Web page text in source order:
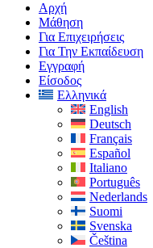
Αρχή
Μάθηση
Για Επιχειρήσεις
Για Την Εκπαίδευση
Εγγραφή
Είσοδος
Ελληνικά
English
Deutsch
Français
Español
Italiano
Português
Nederlands
Suomi
Svenska
Čeština